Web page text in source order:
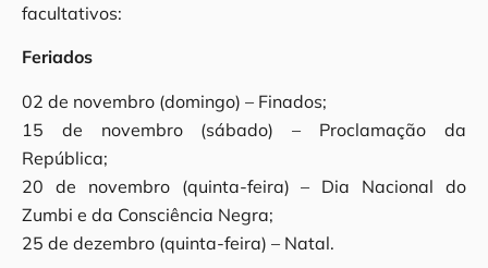
facultativos:
Feriados
02 de novembro (domingo) – Finados;
15 de novembro (sábado) – Proclamação da
República;
20 de novembro (quinta-feira) – Dia Nacional do
Zumbi e da Consciência Negra;
25 de dezembro (quinta-feira) – Natal.